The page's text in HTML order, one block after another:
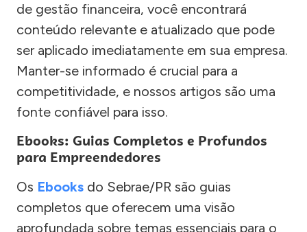
de gestão financeira, você encontrará
conteúdo relevante e atualizado que pode
ser aplicado imediatamente em sua empresa.
Manter-se informado é crucial para a
competitividade, e nossos artigos são uma
fonte confiável para isso.
Ebooks: Guias Completos e Profundos
para Empreendedores
Os Ebooks do Sebrae/PR são guias
completos que oferecem uma visão
aprofundada sobre temas essenciais para o